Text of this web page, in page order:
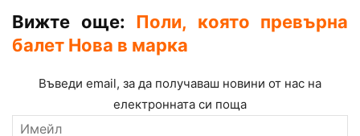
Вижте още: Поли, която превърна
балет Нова в марка
Въведи email, за да получаваш новини от нас на
електронната си поща